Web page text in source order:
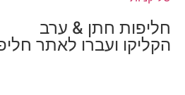
חתן & ערב
ועברו לאתר חליפות חתן